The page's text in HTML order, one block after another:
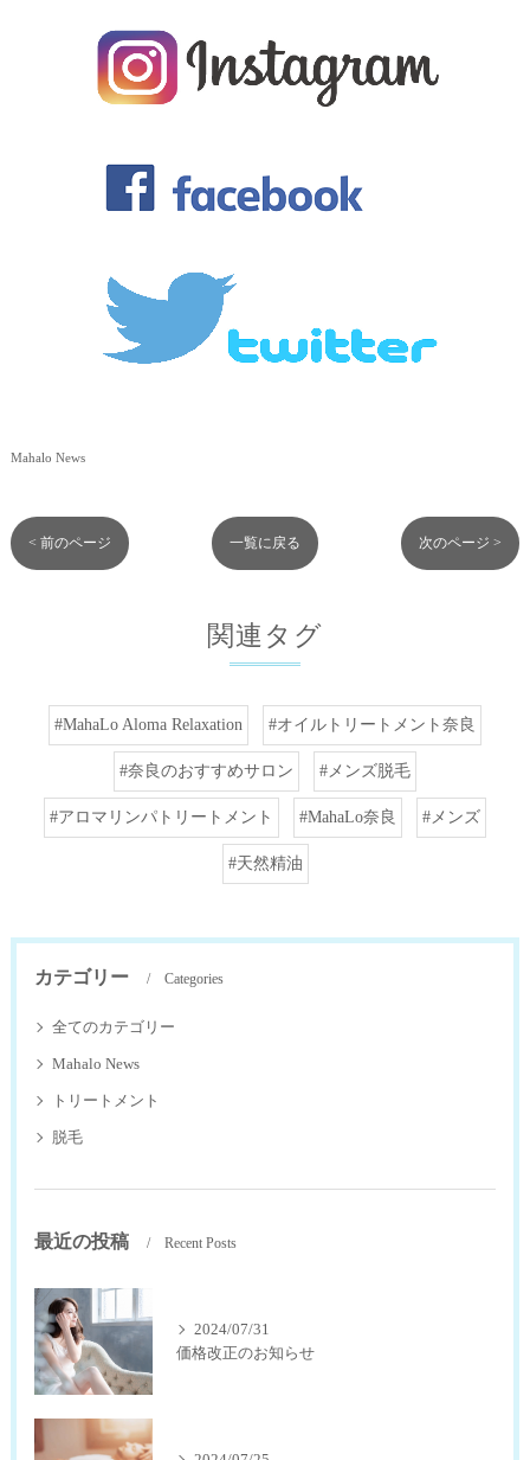
Mahalo News
< 前のページ 一覧に戻る 次のページ >
関連タグ
#MahaLo Aloma Relaxation #オイルトリートメント奈良
#奈良のおすすめサロン #メンズ脱毛
#アロマリンパトリートメント #MahaLo奈良 #メンズ
#天然精油
カテゴリー Categories
全てのカテゴリー
Mahalo News
トリートメント
脱毛
最近の投稿 Recent Posts
2024/07/31
価格改正のお知らせ